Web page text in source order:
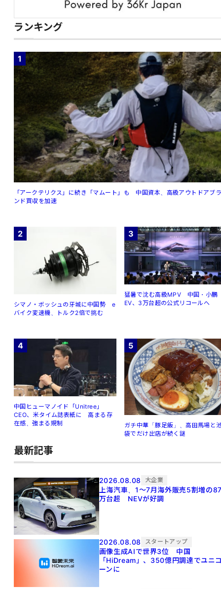
ランキング
1
「アークテリクス」に続き「マムート」も 中国資本、高級アウトドアブ
ンド買収を加速
2
シマノ・ボッシュの牙城に中国勢 e
バイク変速機、トルク2倍で挑む
3
猛暑で沈む高級MPV 中国・小鵬
EV、3万台超の公式リコールへ
4
中国ヒューマノイド「Unitree」
CEO、米タイム誌表紙に 高まる存
在感、強まる規制
5
ガチ中華「豚足飯」、高田馬場と
袋でだけ出店が続く謎
最新記事
2026.08.08 大企業
上海汽車、1～7月海外販売5割増の
万台超 NEVが好調
2026.08.08 スタートアップ
画像生成AIで世界3位 中国
「HiDream」、350億円調達でユニ
ーンに